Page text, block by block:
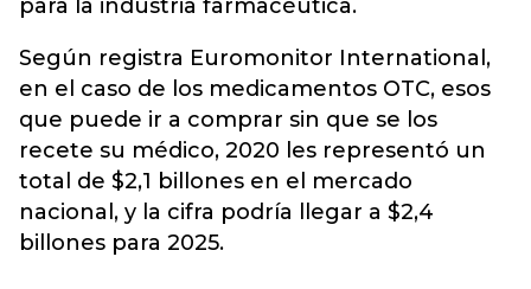
para la industria farmacéutica.
Según registra Euromonitor International,
en el caso de los medicamentos OTC, esos
que puede ir a comprar sin que se los
recete su médico, 2020 les representó un
total de $2,1 billones en el mercado
nacional, y la cifra podría llegar a $2,4
billones para 2025.